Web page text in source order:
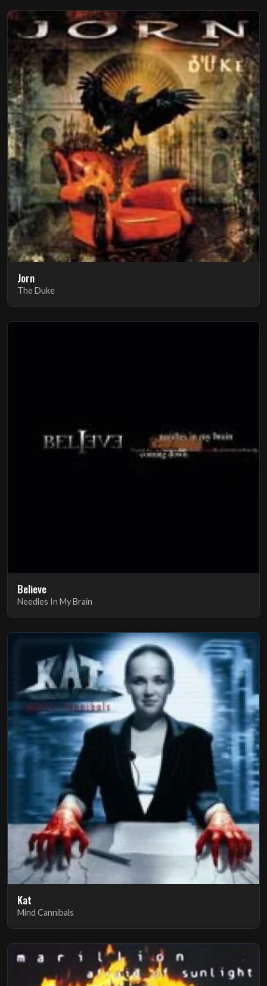
Jorn
The Duke
Believe
Needles In My Brain
Kat
Mind Cannibals